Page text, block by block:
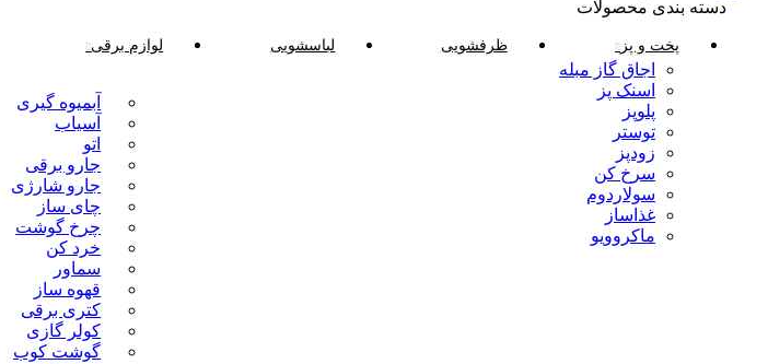
دسته بندی محصولات
پخت و پز
اجاق گاز مبله
اسنک پز
پلوپز
توستر
زودپز
سرخ کن
سولاردوم
غذاساز
ماکروویو
ظرفشویی لباسشویی لوازم برقی
آبمیوه گیری
آسیاب
اتو
جارو برقی
جارو شارژی
چای ساز
چرخ گوشت
خرد کن
سماور
قهوه ساز
کتری برقی
کولر گازی
گوشت کوب